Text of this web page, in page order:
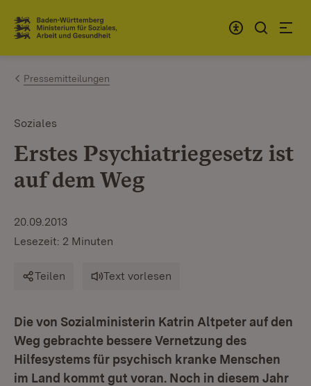
Zum Inhalt springen
Link zur Startseite
Pressemitteilungen
Soziales
Erstes Psychiatriegesetz ist
auf dem Weg
20.09.2013
Lesezeit: 2 Minuten
Teilen Text vorlesen
Die von Sozialministerin Katrin Altpeter auf den
Weg gebrachte bessere Vernetzung des
Hilfesystems für psychisch kranke Menschen
im Land kommt gut voran. Noch in diesem Jahr